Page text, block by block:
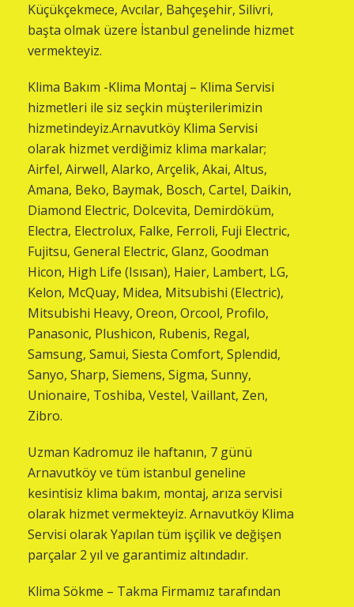
Küçükçekmece, Avcılar, Bahçeşehir, Silivri,
başta olmak üzere İstanbul genelinde hizmet
vermekteyiz.
Klima Bakım -Klima Montaj – Klima Servisi
hizmetleri ile siz seçkin müşterilerimizin
hizmetindeyiz.Arnavutköy Klima Servisi
olarak hizmet verdiğimiz klima markalar;
Airfel, Airwell, Alarko, Arçelik, Akai, Altus,
Amana, Beko, Baymak, Bosch, Cartel, Daikin,
Diamond Electric, Dolcevita, Demirdöküm,
Electra, Electrolux, Falke, Ferroli, Fuji Electric,
Fujitsu, General Electric, Glanz, Goodman
Hicon, High Life (Isısan), Haier, Lambert, LG,
Kelon, McQuay, Midea, Mitsubishi (Electric),
Mitsubishi Heavy, Oreon, Orcool, Profilo,
Panasonic, Plushicon, Rubenis, Regal,
Samsung, Samui, Siesta Comfort, Splendid,
Sanyo, Sharp, Siemens, Sigma, Sunny,
Unionaire, Toshiba, Vestel, Vaillant, Zen,
Zibro.
Uzman Kadromuz ile haftanın, 7 günü
Arnavutköy ve tüm istanbul geneline
kesintisiz klima bakım, montaj, arıza servisi
olarak hizmet vermekteyiz. Arnavutköy Klima
Servisi olarak Yapılan tüm işçilik ve değişen
parçalar 2 yıl ve garantimiz altındadır.
Klima Sökme – Takma Firmamız tarafından